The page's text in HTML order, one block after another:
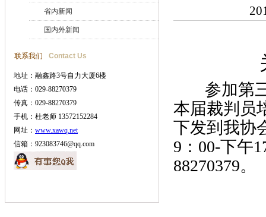
省内新闻
国内外新闻
联系我们 Contact Us
地址：融鑫路3号自力大厦6楼
电话：029-88270379
传真：029-88270379
手机：杜老师 13572152284
网址： www.xawq.net
信箱：923083746@qq.com
参加第
本届裁判员
下发到我协
9：00-下午
88270379。